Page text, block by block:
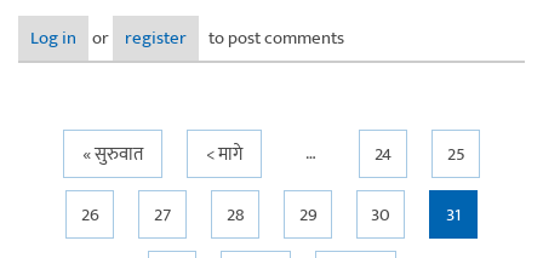
Log in or register to post comments
Pages« सुरुवात < मागे … 24
25
26
27 28 29 30
31